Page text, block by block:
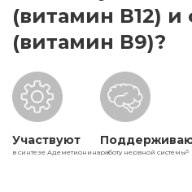
(витамин В12) и
(витамин В9)?
Участвуют
в синтезе Адеметионинаработу нервной системы5